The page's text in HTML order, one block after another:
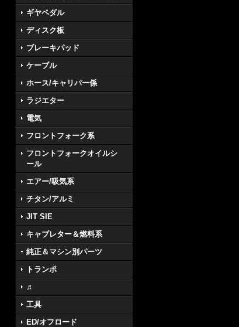
ギヤペダル
ディスク板
ブレーキパッド
ケーブル
ホース/キャリパー係
ラジエター
電気
フロントフォーク系
フロントフォークオイルシ
ール
エアー/吸気系
チタン/アルミ
JIT SIE
キャブレター＆燃料系
純正＆マシン別パーツ
トランポ
♬
工具
ED/オフロード